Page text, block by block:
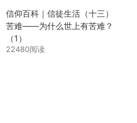
信仰百科｜信徒生活（十三）
苦难——为什么世上有苦难？
（1）
22480阅读